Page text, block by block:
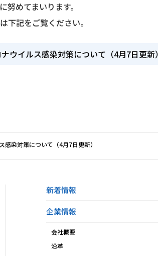
努めてまいります。
下記をご覧ください。
ウイルス感染対策について（4月7日更新）
感染対策について（4月7日更新）
新着情報
企業情報
会社概要
沿革